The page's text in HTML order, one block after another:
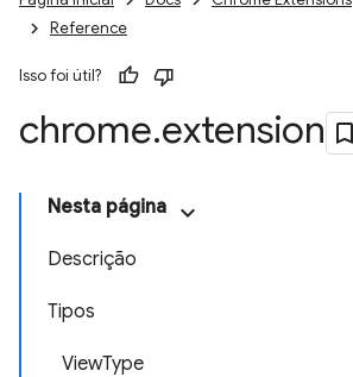
Reference
Isso foi útil?
chrome.extension
Nesta página
Descrição
Tipos
ViewType